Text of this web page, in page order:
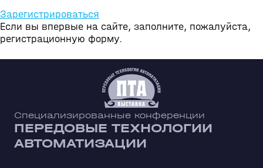
Зарегистрироваться
Если вы впервые на сайте, заполните, пожалуйста,
регистрационную форму.
Специализированные конференции
ПЕРЕДОВЫЕ ТЕХНОЛОГИИ
АВТОМАТИЗАЦИИ